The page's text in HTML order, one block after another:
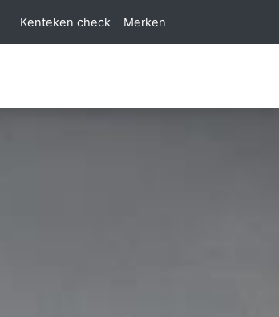
Kenteken check Merken